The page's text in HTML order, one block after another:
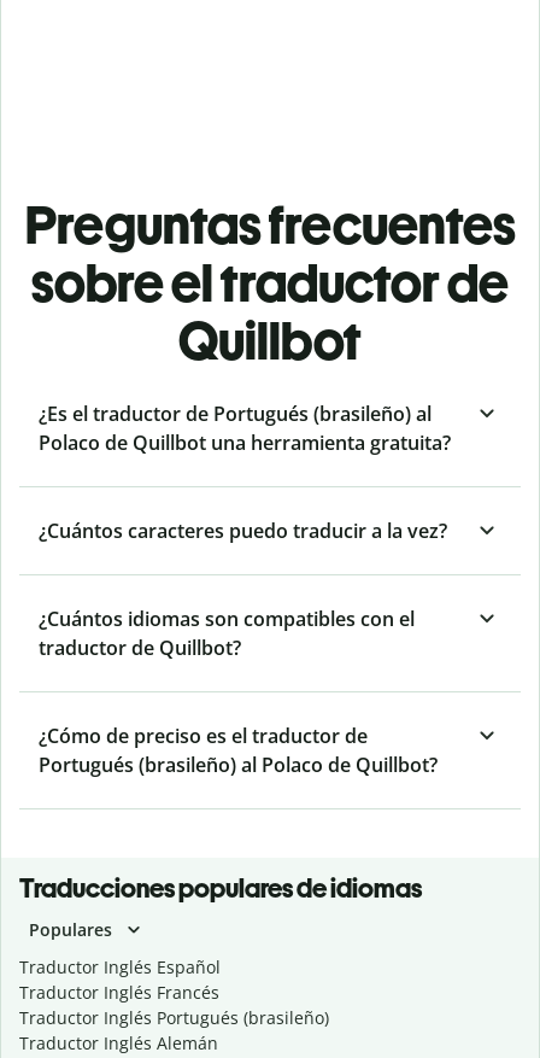
Preguntas frecuentes
sobre el traductor de
Quillbot
¿Es el traductor de Portugués (brasileño) al
Polaco de Quillbot una herramienta gratuita?
¿Cuántos caracteres puedo traducir a la vez?
¿Cuántos idiomas son compatibles con el
traductor de Quillbot?
¿Cómo de preciso es el traductor de
Portugués (brasileño) al Polaco de Quillbot?
Traducciones populares de idiomas
Populares
Traductor Inglés Español
Traductor Inglés Francés
Traductor Inglés Portugués (brasileño)
Traductor Inglés Alemán